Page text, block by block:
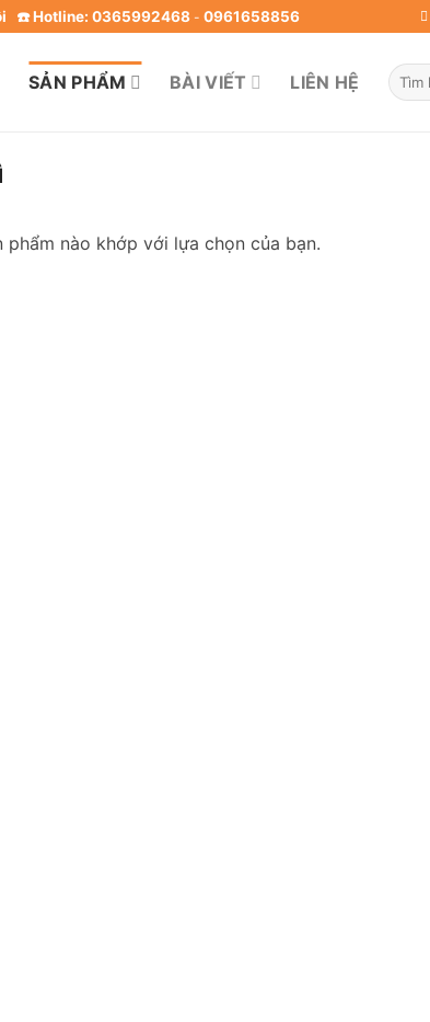
☎️ Hotline: 0365992468 - 0961658856
SẢN PHẨM BÀI VIẾT LIÊN HỆ
Tìm
kiếm:
phẩm nào khớp với lựa chọn của bạn.